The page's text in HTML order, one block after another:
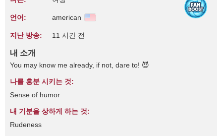
언어: american
지난 방송: 11 시간 전
내 소개
You may know me already, if not, dare to! 😈
나를 흥분 시키는 것:
Sense of humor
내 기분을 상하게 하는 것:
Rudeness